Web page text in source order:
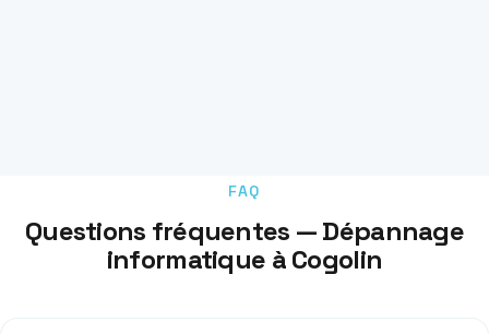
FAQ
Questions fréquentes — Dépannage
informatique à Cogolin